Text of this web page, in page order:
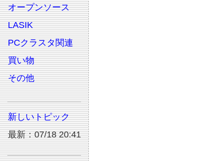
オープンソース
LASIK
PCクラスタ関連
買い物
その他
新しいトピック
最新：07/18 20:41